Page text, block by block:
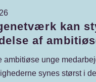
kan
af
ambitiøse unge
synes størst i